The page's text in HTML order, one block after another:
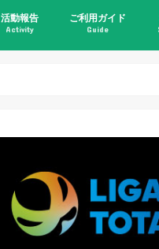
活動報告
Activity
ご利用ガイド
Guide